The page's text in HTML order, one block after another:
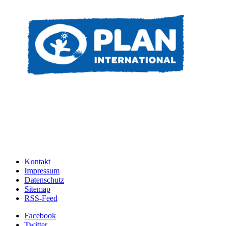
Kontakt
Impressum
Datenschutz
Sitemap
RSS-Feed
Facebook